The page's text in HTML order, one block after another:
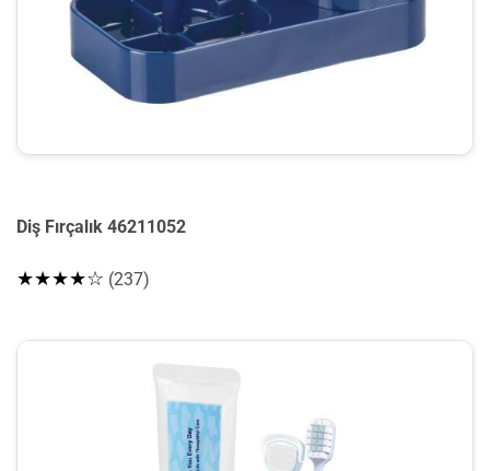
Diş Fırçalık 46211052
★★★★☆ (237)